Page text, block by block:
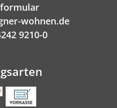
wohnen.de
9210-0